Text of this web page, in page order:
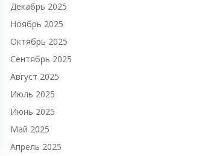
Декабрь 2025
Ноябрь 2025
Октябрь 2025
Сентябрь 2025
Август 2025
Июль 2025
Июнь 2025
Май 2025
Апрель 2025